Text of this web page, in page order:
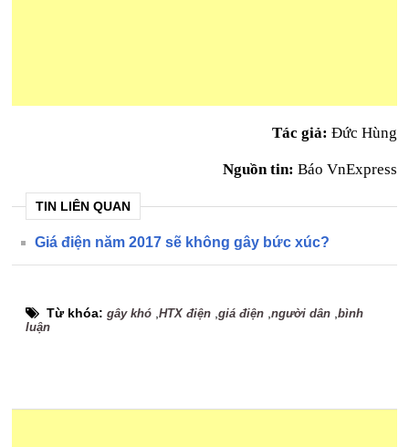
Tác giả: Đức Hùng
Nguồn tin: Báo VnExpress
TIN LIÊN QUAN
Giá điện năm 2017 sẽ không gây bức xúc?
Từ khóa:gây khó ,HTX điện ,giá điện ,người dân ,bình
luận